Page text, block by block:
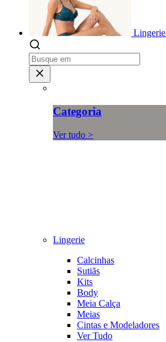
Lingerie
Categoria
Ver tudo >
Lingerie
Calcinhas
Sutiãs
Kits
Body
Meia Calça
Meias
Cintas e Modeladores
Ver Tudo